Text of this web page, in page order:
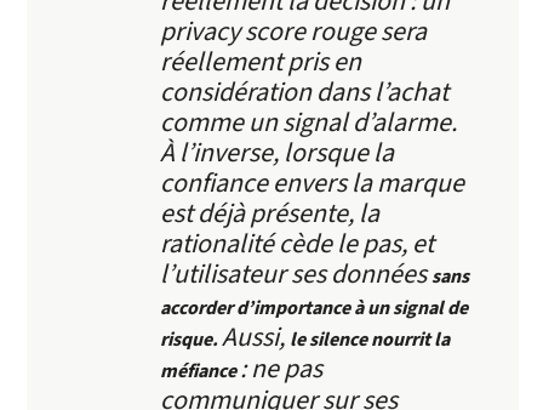
privacy score rouge sera
réellement pris en
considération dans l’achat
comme un signal d’alarme.
À l’inverse, lorsque la
confiance envers la marque
est déjà présente, la
rationalité cède le pas, et
l’utilisateur ses donnéessans
accorder d’importance à un signal de
risque.Aussi, le silence nourrit la
méfiance: ne pas
communiquer sur ses